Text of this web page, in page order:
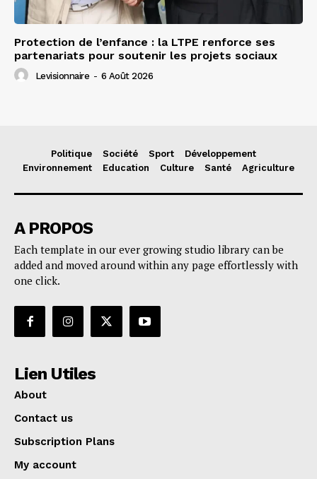
Protection de l’enfance : la LTPE renforce ses
partenariats pour soutenir les projets sociaux
Levisionnaire - 6 Août 2026
Politique Société Sport
Développement
Environnement
Education Culture Santé Agriculture
A PROPOS
Each template in our ever growing studio library can be
added and moved around within any page effortlessly with
one click.
Lien Utiles
About
Contact us
Subscription Plans
My account